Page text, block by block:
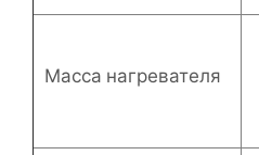
Масса нагревателя